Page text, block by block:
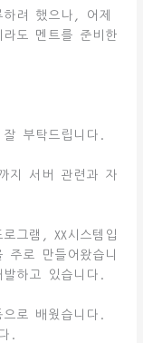
려 했으나, 어제
도 멘트를 준비한
부탁드립니다.
지 서버 관련과 자
그램, XX시스템입
주로 만들어왔습니
하고 있습니다.
로 배웠습니다.
.